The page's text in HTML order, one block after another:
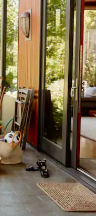
en appuyant et en faisant